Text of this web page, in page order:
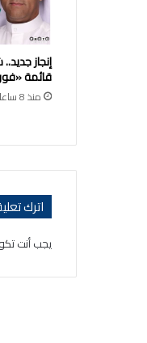
إنجاز
قائمة
منذ 8 ساعات
اترك
يجب أنت